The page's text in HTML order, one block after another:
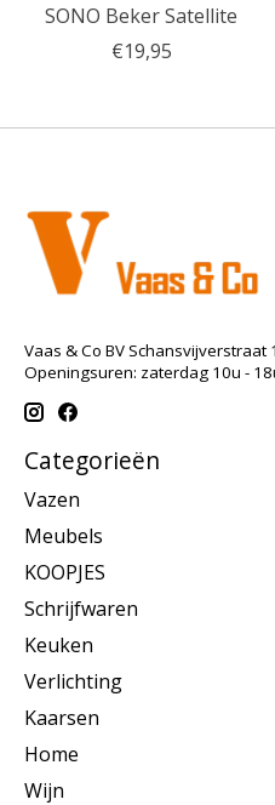
SONO Beker Satellite
€19,95
Vaas & Co BV Schansvijverstraat
Openingsuren: zaterdag 10u -
Categorieën
Vazen
Meubels
KOOPJES
Schrijfwaren
Keuken
Verlichting
Kaarsen
Home
Wijn